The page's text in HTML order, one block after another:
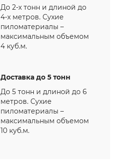
До 2-х тонн и длиной до
4-х метров. Сухие
пиломатериалы –
максимальным объемом
4 куб.м.
Доставка до 5 тонн
До 5 тонн и длиной до 6
метров. Сухие
пиломатериалы –
максимальным объемом
10 куб.м.